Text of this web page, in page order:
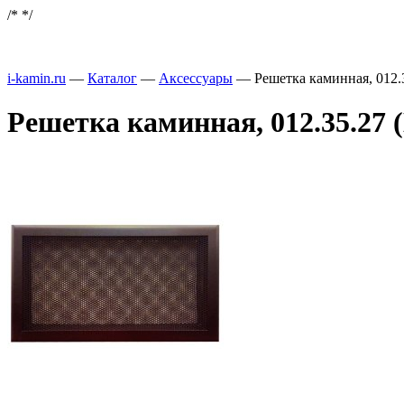
/* */
i-kamin.ru — Каталог — Аксессуары — Решетка каминная,
Решетка каминная, 012.35.27